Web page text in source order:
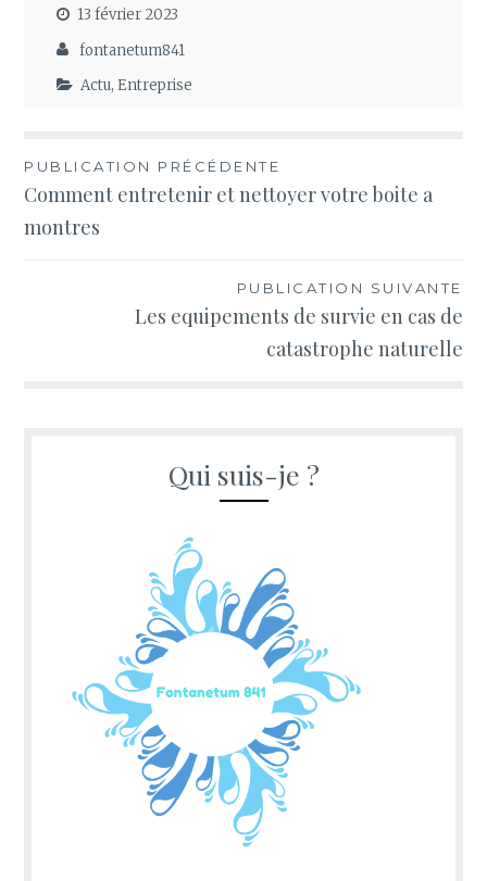
13 février 2023
fontanetum841
Actu,Entreprise
Navigation
de
PUBLICATION PRÉCÉDENTE
Comment entretenir et nettoyer votre boite a
montres
PUBLICATION SUIVANTE
Les equipements de survie en cas de
catastrophe naturelle
Qui suis-je ?